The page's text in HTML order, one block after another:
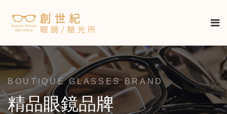
BOUTIQUE GLASSES BRAND
精品眼鏡品牌